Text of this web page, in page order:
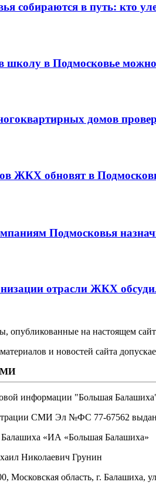
собираются в путь: кто
школу в Подмосковье
домов
ЖКХ обновят в
Подмосковья
отрасли ЖКХ
опубликованные на настоящем
и новостей сайта
информации "Большая
СМИ Эл №ФС ‎77-67562
«ИА «Большая Балашиха»
Николаевич Грунин
Московская область, г. Балашиха,